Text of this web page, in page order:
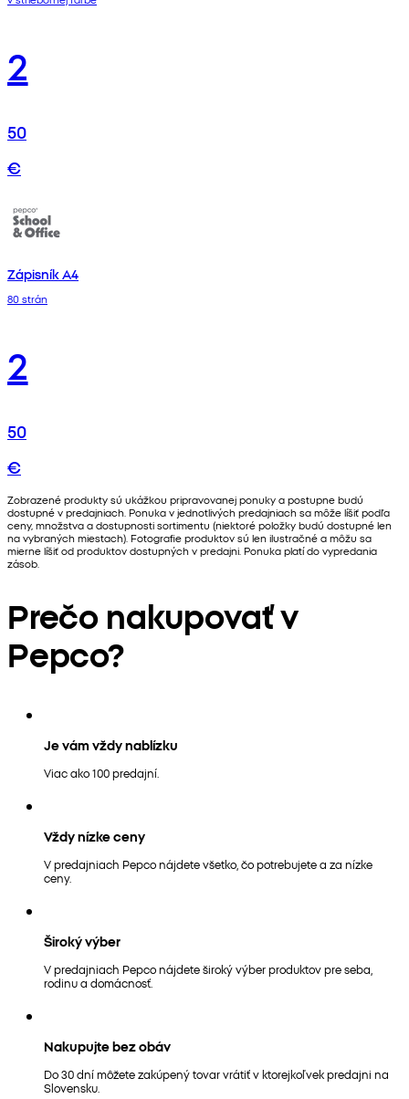
2
50
€
Zápisník A4
80 strán
2
50
€
Zobrazené produkty sú ukážkou pripravovanej ponuky a postupne budú
dostupné v predajniach. Ponuka v jednotlivých predajniach sa môže líšiť podľa
ceny, množstva a dostupnosti sortimentu (niektoré položky budú dostupné len
na vybraných miestach). Fotografie produktov sú len ilustračné a môžu sa
mierne líšiť od produktov dostupných v predajni. Ponuka platí do vypredania
zásob.
Prečo nakupovať v
Pepco?
Je vám vždy nablízku
Viac ako 100 predajní.
Vždy nízke ceny
V predajniach Pepco nájdete všetko, čo potrebujete a za nízke
ceny.
Široký výber
V predajniach Pepco nájdete široký výber produktov pre seba,
rodinu a domácnosť.
Nakupujte bez obáv
Do 30 dní môžete zakúpený tovar vrátiť v ktorejkoľvek predajni na
Slovensku.